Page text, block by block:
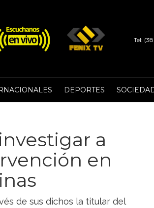
Tel:
DEPORTES
a
en
de sus dichos la titular del